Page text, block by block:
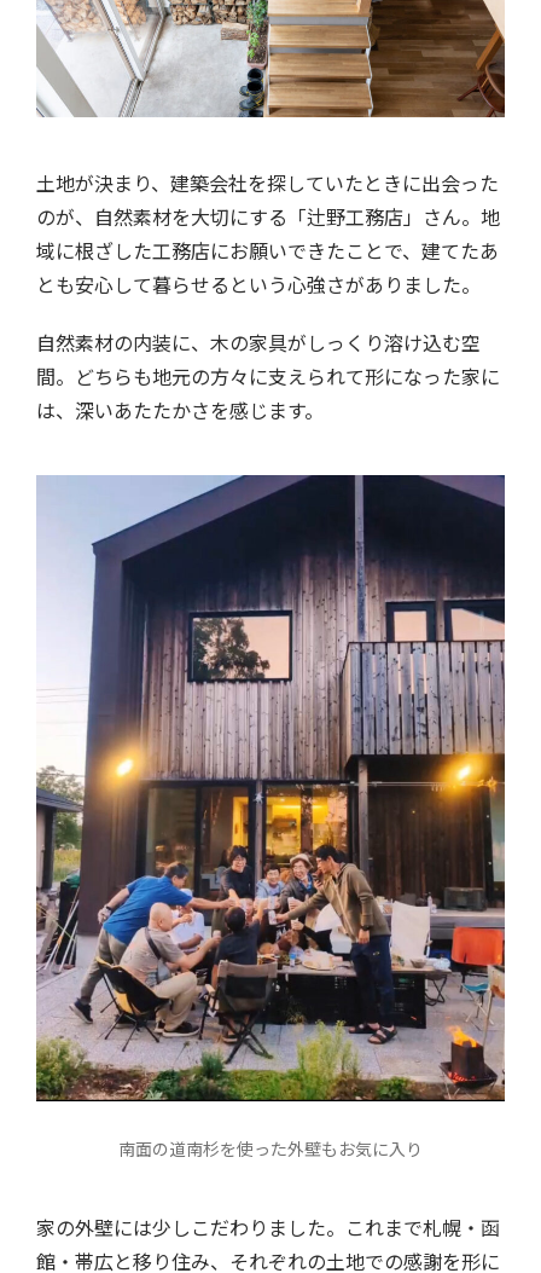
土地が決まり、建築会社を探していたときに出会った
のが、自然素材を大切にする「辻野工務店」さん。地
域に根ざした工務店にお願いできたことで、建てたあ
とも安心して暮らせるという心強さがありました。
自然素材の内装に、木の家具がしっくり溶け込む空
間。どちらも地元の方々に支えられて形になった家に
は、深いあたたかさを感じます。
南面の道南杉を使った外壁もお気に入り
家の外壁には少しこだわりました。これまで札幌・函
館・帯広と移り住み、それぞれの土地での感謝を形に